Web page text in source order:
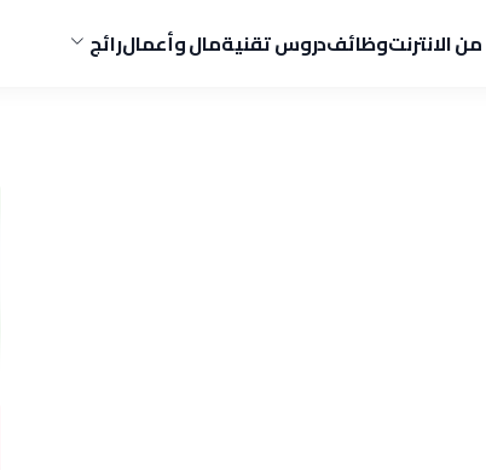
من الانترنتوظائفدروس تقنيةمال وأعمالرائج